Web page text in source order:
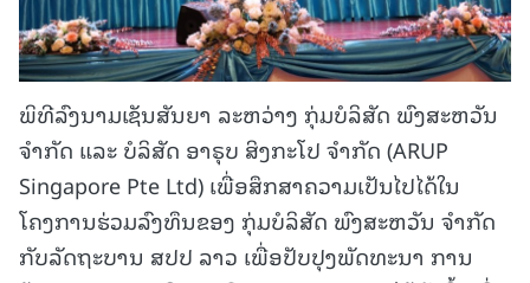
ພິທີລົງນາມເຊັນສັນຍາ ລະຫວ່າງ ກຸ່ມບໍລິສັດ ພົງສະຫວັນ
ຈໍາກັດ ແລະ ບໍລິສັດ ອາຣຸບ ສິງກະໂປ ຈໍາກັດ (ARUP
Singapore Pte Ltd) ເພື່ອສຶກສາຄວາມເປັນໄປໄດ້ໃນ
ໂຄງການຮ່ວມລົງທຶນຂອງ ກຸ່ມບໍລິສັດ ພົງສະຫວັນ ຈຳກັດ
ກັບລັດຖະບານ ສປປ ລາວ ເພື່ອປັບປຸງພັດທະນາ ການ